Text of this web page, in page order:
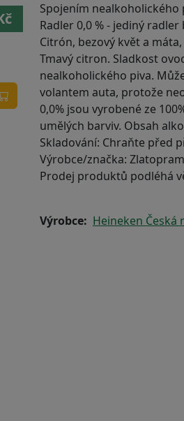
Spojením nealkoholického
Radler 0,0 % - jediný
Citrón, bezový květ a
Tmavý citron. Sladkost
nealkoholického piva.
volantem auta, protože
0,0% jsou vyrobené ze
umělých barviv. Obsah
Skladování: Chraňte před
Výrobce/značka:
Prodej produktů podléhá
Výrobce Heineken Česká